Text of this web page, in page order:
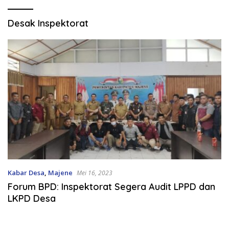
Desak Inspektorat
Kabar Desa, Majene Mei 16, 2023
Forum BPD: Inspektorat Segera Audit LPPD dan
LKPD Desa